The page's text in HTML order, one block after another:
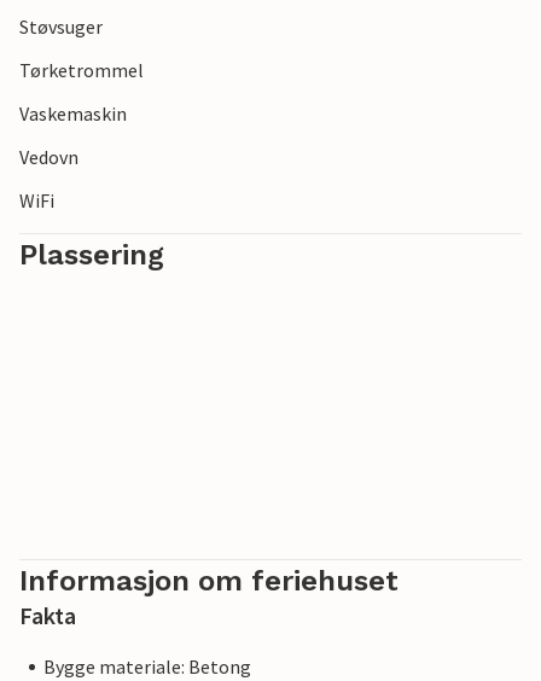
Støvsuger
Tørketrommel
Vaskemaskin
Vedovn
WiFi
Plassering
Informasjon om feriehuset
Fakta
Bygge materiale: Betong